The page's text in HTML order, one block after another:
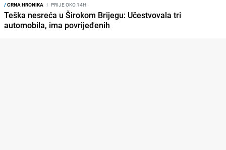
/CRNA HRONIKA I PRIJE OKO 14H
Teška nesreća u Širokom Brijegu: Učestvovala tri
automobila, ima povrijeđenih